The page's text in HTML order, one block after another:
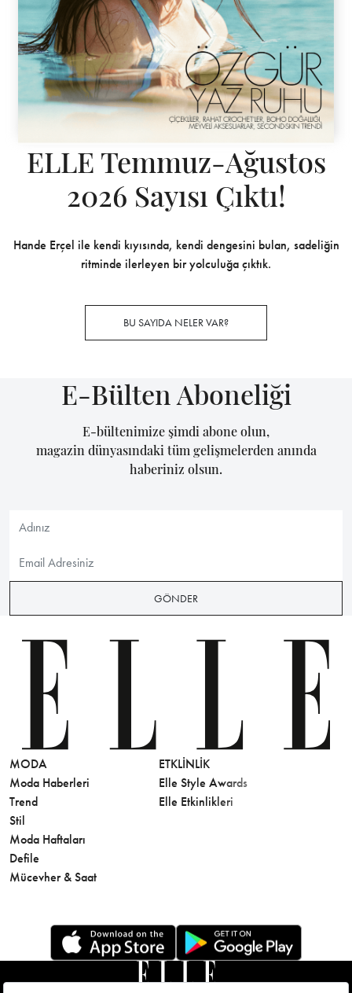
ELLE Temmuz-Ağustos
2026 Sayısı Çıktı!
Hande Erçel ile kendi kıyısında, kendi dengesini bulan, sadeliğin
ritminde ilerleyen bir yolculuğa çıktık.
BU SAYIDA NELER VAR?
E-Bülten Aboneliği
E-bültenimize şimdi abone olun,
magazin dünyasındaki tüm gelişmelerden anında
haberiniz olsun.
GÖNDER
MODA
Moda Haberleri
Trend
Stil
Moda Haftaları
Defile
Mücevher & Saat
ETKLINLIK
Elle Style Awards
Elle Etkinlikleri